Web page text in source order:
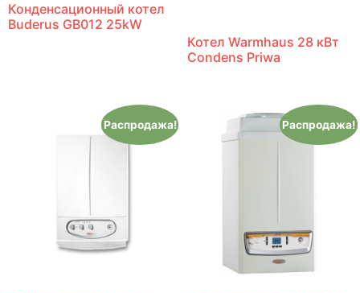
Конденсационный котел
Buderus GB012 25kW
Котел Warmhaus 28 кВт
Condens Priwa
Распродажа! Распродажа!